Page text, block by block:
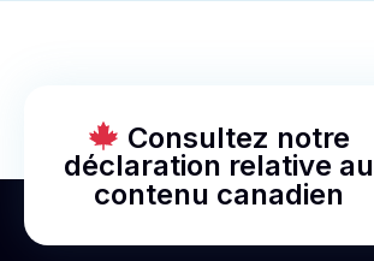
Consultez notre
déclaration relative au
contenu canadien